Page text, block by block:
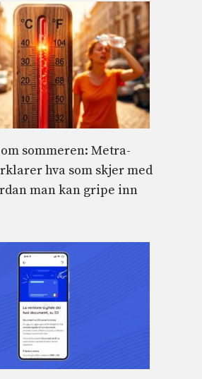
sommeren: Metra-
hva som skjer med
man kan gripe inn